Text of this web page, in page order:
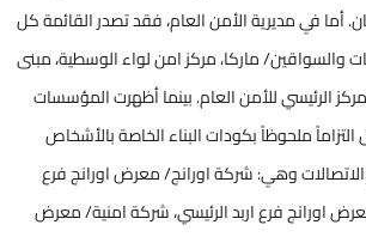
أما في مديرية الأمن العام، فقد تصدر القائمة كل
والسواقين/ ماركا، مركز امن لواء الوسطية، مبنى
الرئيسي للأمن العام. بينما أظهرت المؤسسات
التزاماً ملحوظاً بكودات البناء الخاصة بالأشخاص
وهي: شركة اورانج/ معرض اورانج فرع
اورانج فرع اربد الرئيسي، شركة امنية/ معرض